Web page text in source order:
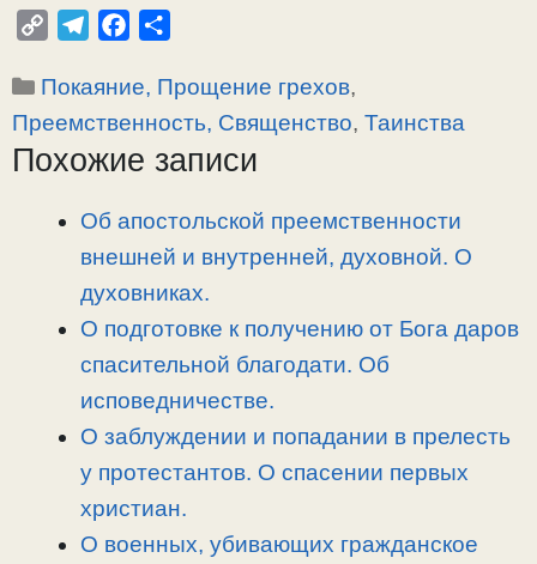
p
y
L
l
e
g
a
c
e
b
п
р
а
Рубрики
Покаяние, Прощение грехов,
Преемственность, Священство, Таинства
Похожие записи
Об апостольской преемственности
внешней и внутренней, духовной. О
духовниках.
О подготовке к получению от Бога даров
спасительной благодати. Об
исповедничестве.
О заблуждении и попадании в прелесть
у протестантов. О спасении первых
христиан.
О военных, убивающих гражданское